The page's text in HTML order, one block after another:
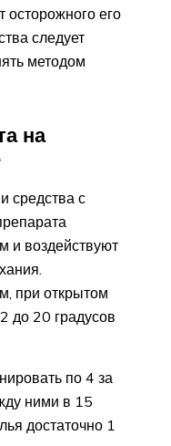
осторожного его
следует
методом
на
средства с
и воздействуют
при открытом
до 20 градусов
по 4 за
ними в 15
достаточно 1